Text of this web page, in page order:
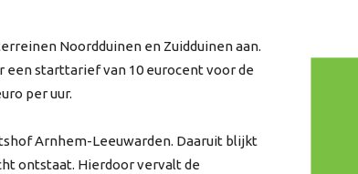
Noordduinen en Zuidduinen aan.
een starttarief van 10 eurocent voor de
per uur.
Arnhem-Leeuwarden. Daaruit blijkt
ontstaat. Hierdoor vervalt de